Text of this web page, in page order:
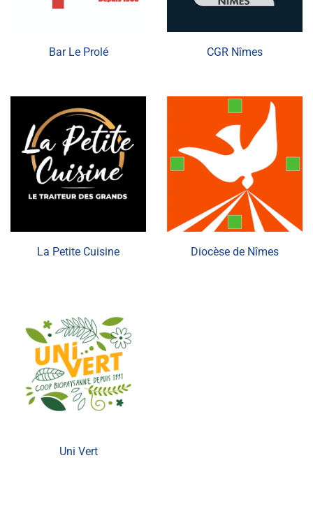
Bar Le Prolé CGR Nîmes
La Petite Cuisine Diocèse de Nîmes
Uni Vert